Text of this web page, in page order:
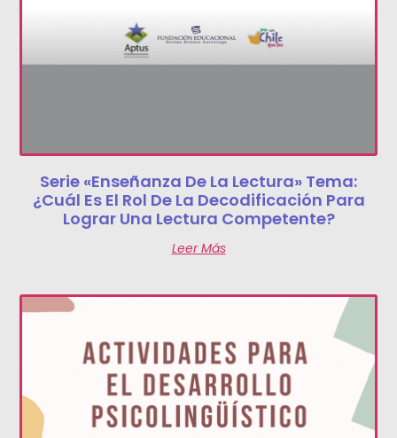
Serie «Enseñanza De La Lectura» Tema:
¿Cuál Es El Rol De La Decodificación Para
Lograr Una Lectura Competente?
Leer Más